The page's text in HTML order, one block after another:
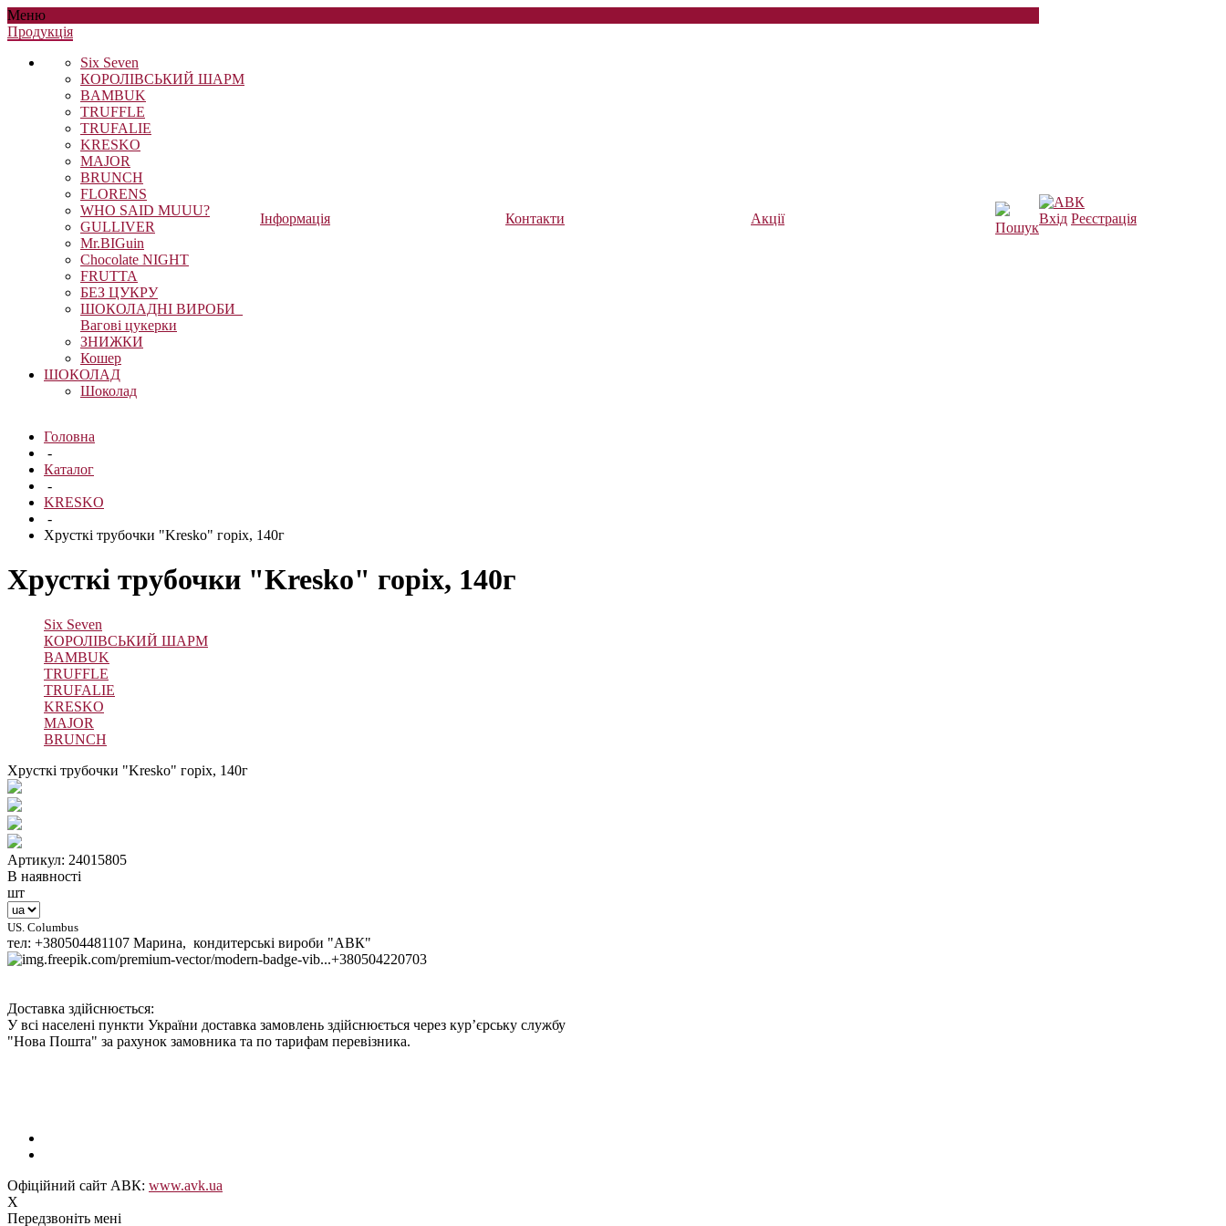
Меню
Продукцiя
Six Seven
КОРОЛІВСЬКИЙ ШАРМ
BAMBUK
TRUFFLE
TRUFALIE
KRESKO
MAJOR
BRUNCH
FLORENS
WHO SAID MUUU?
GULLIVER
Mr.BIGuin
Chocolate NIGHT
FRUTTA
БЕЗ ЦУКРУ
ШОКОЛАДНІ ВИРОБИ_
Вагові цукерки
ЗНИЖКИ
Кошер
ШОКОЛАД
Шоколад
Інформація Контакти Акції
Пошук
Вхід Реєстрація
Головна
-
Каталог
-
KRESKO
-
Хрусткі трубочки "Kresko" горіх, 140г
Хрусткі трубочки "Kresko" горіх, 140г
Six Seven
КОРОЛІВСЬКИЙ ШАРМ
BAMBUK
TRUFFLE
TRUFALIE
KRESKO
MAJOR
BRUNCH
Хрусткі трубочки "Kresko" горіх, 140г
Артикул: 24015805
В наявності
шт
US. Columbus
тел: +380504481107 Марина, кондитерські вироби "АВК"
+380504220703
Доставка здійснюється:
У всі населені пункти України доставка замовлень здійснюється через кур’єрську службу
"Нова Пошта" за рахунок замовника та по тарифам перевізника.
Офіційний сайт АВК: www.avk.ua
X
Передзвоніть мені